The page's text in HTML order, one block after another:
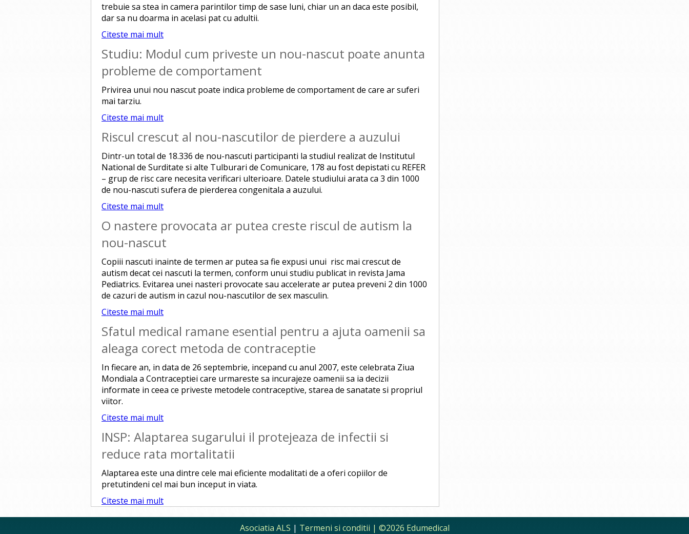
trebuie sa stea in camera parintilor timp de sase luni, chiar un an daca este posibil,
dar sa nu doarma in acelasi pat cu adultii.
Citeste mai mult
Studiu: Modul cum priveste un nou-nascut poate anunta
probleme de comportament
Privirea unui nou nascut poate indica probleme de comportament de care ar suferi
mai tarziu.
Citeste mai mult
Riscul crescut al nou-nascutilor de pierdere a auzului
Dintr-un total de 18.336 de nou-nascuti participanti la studiul realizat de Institutul
National de Surditate si alte Tulburari de Comunicare, 178 au fost depistati cu REFER
– grup de risc care necesita verificari ulterioare. Datele studiului arata ca 3 din 1000
de nou-nascuti sufera de pierderea congenitala a auzului.
Citeste mai mult
O nastere provocata ar putea creste riscul de autism la
nou-nascut
Copiii nascuti inainte de termen ar putea sa fie expusi unui risc mai crescut de
autism decat cei nascuti la termen, conform unui studiu publicat in revista Jama
Pediatrics. Evitarea unei nasteri provocate sau accelerate ar putea preveni 2 din 1000
de cazuri de autism in cazul nou-nascutilor de sex masculin.
Citeste mai mult
Sfatul medical ramane esential pentru a ajuta oamenii sa
aleaga corect metoda de contraceptie
In fiecare an, in data de 26 septembrie, incepand cu anul 2007, este celebrata Ziua
Mondiala a Contraceptiei care urmareste sa incurajeze oamenii sa ia decizii
informate in ceea ce priveste metodele contraceptive, starea de sanatate si propriul
viitor.
Citeste mai mult
INSP: Alaptarea sugarului il protejeaza de infectii si
reduce rata mortalitatii
Alaptarea este una dintre cele mai eficiente modalitati de a oferi copiilor de
pretutindeni cel mai bun inceput in viata.
Citeste mai mult
Asociatia ALS | Termeni si conditii | ©2026 Edumedical